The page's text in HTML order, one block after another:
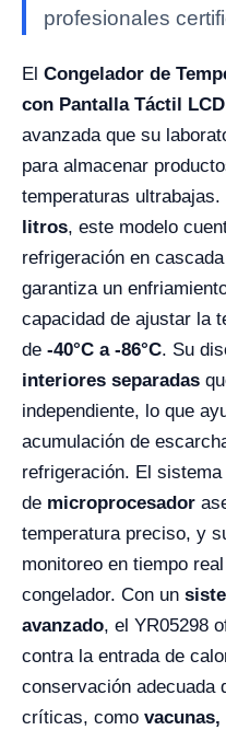
profesionales
El Congelador de
con Pantalla Táctil LCD
avanzada que su
para almacenar
temperaturas
litros, este modelo
refrigeración en
garantiza un
capacidad de ajustar la
de -40°C a -86°C. Su
interiores separadas
independiente, lo que
acumulación de
refrigeración. El sistema
de microprocesador
temperatura preciso, y
monitoreo en tiempo
congelador. Con un
avanzado, el YR05298
contra la entrada de
conservación adecuada
críticas, como